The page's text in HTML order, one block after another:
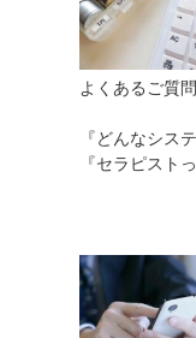
よくあるご質問
『どんなシス
『セラピスト